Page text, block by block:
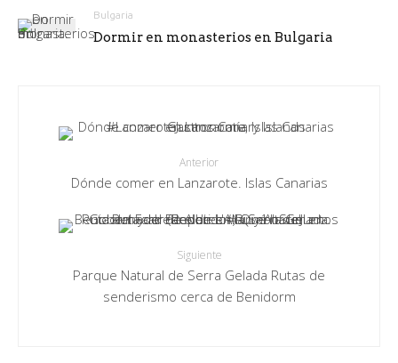
Bulgaria
Dormir en monasterios en Bulgaria
Anterior
Dónde comer en Lanzarote. Islas Canarias
Siguiente
Parque Natural de Serra Gelada Rutas de
senderismo cerca de Benidorm